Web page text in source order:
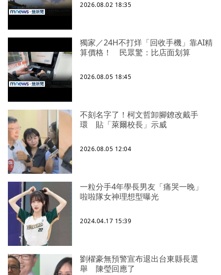
2026.08.02 18:35
獨家／24H不打烊「回收手機」靠AI精
算價格！ 民眾驚：比店面划算
2026.08.05 18:45
不刻名字了！柯文哲卸腳鐐改戴手
環 貼「萊爾校長」示威
2026.08.05 12:04
一粒分手4年學長男友「痛哭一晚」
啦啦隊女神理想型曝光
2024.04.17 15:39
劉櫂豪無預警宣布退出台東縣長選
舉 陳瑩回應了